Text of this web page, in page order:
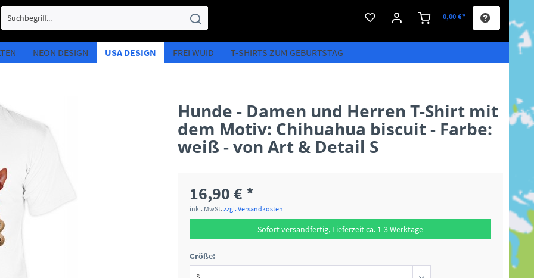
0,00 € *
NEON DESIGN USA DESIGN FREI WUID T-SHIRTS ZUM GEBURTSTAG
Hunde - Damen und Herren T-Shirt mit
dem Motiv: Chihuahua biscuit - Farbe:
weiß - von Art & Detail S
16,90 € *
inkl. MwSt.zzgl. Versandkosten
Sofort versandfertig, Lieferzeit ca. 1-3 Werktage
Größe: